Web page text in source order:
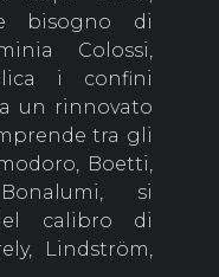
bisogno di
Colossi,
i confini
un rinnovato
tra gli
Boetti,
si
calibro di
Lindström,